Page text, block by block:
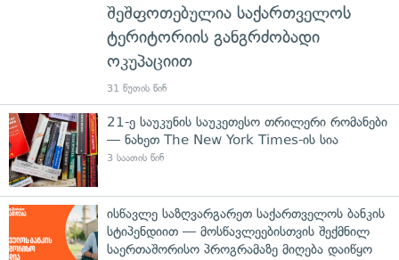
შეშფოთებულია საქართველოს
ტერიტორიის განგრძობადი
ოკუპაციით
31 წუთის წინ
21-ე საუკუნის საუკეთესო თრილერი რომანები
— ნახეთ The New York Times-ის სია
3 საათის წინ
ისწავლე საზღვარგარეთ საქართველოს ბანკის
სტიპენდიით — მოსწავლეებისთვის შექმნილ
საერთაშორისო პროგრამაზე მიღება დაიწყო